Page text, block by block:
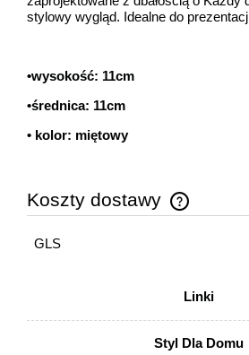
stylowy wygląd. Idealne do
•wysokość: 11cm
•średnica: 11cm
• kolor: miętowy
Koszty dostawy
Cena nie zawiera ewentualnych
GLS
Linki
Styl Dla Domu